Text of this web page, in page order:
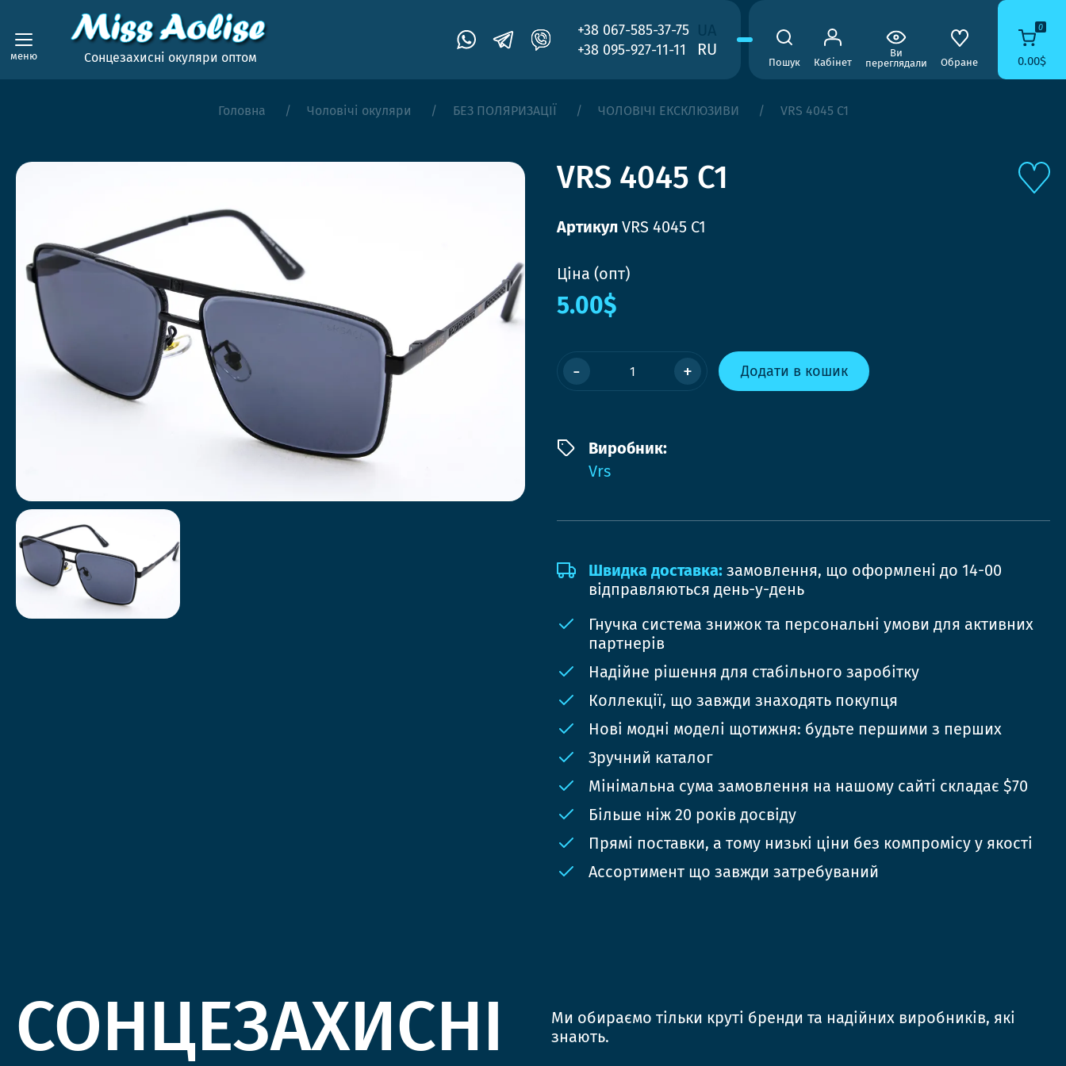
меню Сонцезахисні окуляри оптом
+38 067-585-37-75
+38 095-927-11-11
RU
Пошук Кабінет
Ви
переглядали
Обране
0
0.00$
Головна Чоловічі окуляри БЕЗ ПОЛЯРИЗАЦІЇ ЧОЛОВІЧІ ЕКСКЛЮЗИВИ VRS 4045 C1
VRS 4045 C1
Артикул VRS 4045 C1
Ціна (опт)
5.00$
- + Додати в кошик
Виробник:
Vrs
Швидка доставка: замовлення, що оформлені до 14-00
відправляються день-у-день
Гнучка система знижок та персональні умови для активних
партнерів
Надійне рішення для стабільного заробітку
Коллекції, що завжди знаходять покупця
Нові модні моделі щотижня: будьте першими з перших
Зручний каталог
Мінімальна сума замовлення на нашому сайті складає $70
Більше ніж 20 років досвіду
Прямі поставки, а тому низькі ціни без компромісу у якості
Ассортимент що завжди затребуваний
СОНЦЕЗАХИСНІ
Ми обираємо тільки круті бренди та надійних виробників, які
знають.